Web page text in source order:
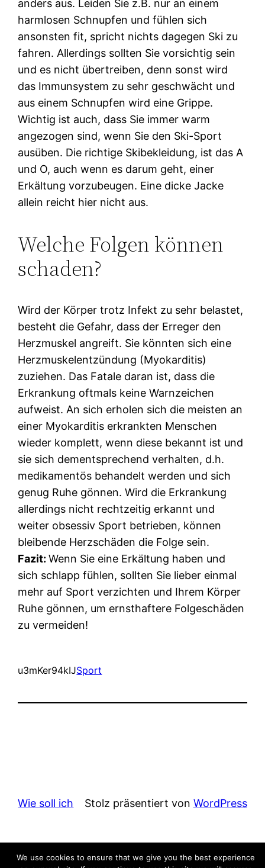
anders aus. Leiden Sie z.B. nur an einem
harmlosen Schnupfen und fühlen sich
ansonsten fit, spricht nichts dagegen Ski zu
fahren. Allerdings sollten Sie vorsichtig sein
und es nicht übertreiben, denn sonst wird
das Immunsystem zu sehr geschwächt und
aus einem Schnupfen wird eine Grippe.
Wichtig ist auch, dass Sie immer warm
angezogen sind, wenn Sie den Ski-Sport
ausüben. Die richtige Skibekleidung, ist das A
und O, auch wenn es darum geht, einer
Erkältung vorzubeugen. Eine dicke Jacke
allein reicht hier nicht aus.
Welche Folgen können
schaden?
Wird der Körper trotz Infekt zu sehr belastet,
besteht die Gefahr, dass der Erreger den
Herzmuskel angreift. Sie könnten sich eine
Herzmuskelentzündung (Myokarditis)
zuziehen. Das Fatale daran ist, dass die
Erkrankung oftmals keine Warnzeichen
aufweist. An sich erholen sich die meisten an
einer Myokarditis erkrankten Menschen
wieder komplett, wenn diese bekannt ist und
sie sich dementsprechend verhalten, d.h.
medikamentös behandelt werden und sich
genug Ruhe gönnen. Wird die Erkrankung
allerdings nicht rechtzeitig erkannt und
weiter obsessiv Sport betrieben, können
bleibende Herzschäden die Folge sein.
Fazit:Wenn Sie eine Erkältung haben und
sich schlapp fühlen, sollten Sie lieber einmal
mehr auf Sport verzichten und Ihrem Körper
Ruhe gönnen, um ernsthaftere Folgeschäden
zu vermeiden!
u3mKer94kIJSport
Wie soll ich Stolz präsentiert von WordPress
We use cookies to ensure that we give you the best experience